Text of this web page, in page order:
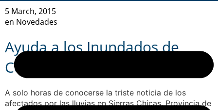
5 March, 2015
en Novedades
Ayuda a los Inundados de
Córdoba
A solo horas de conocerse la triste noticia de los
afectados por las lluvias en Sierras Chicas, Provincia de